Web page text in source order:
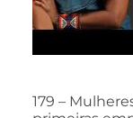
179 –